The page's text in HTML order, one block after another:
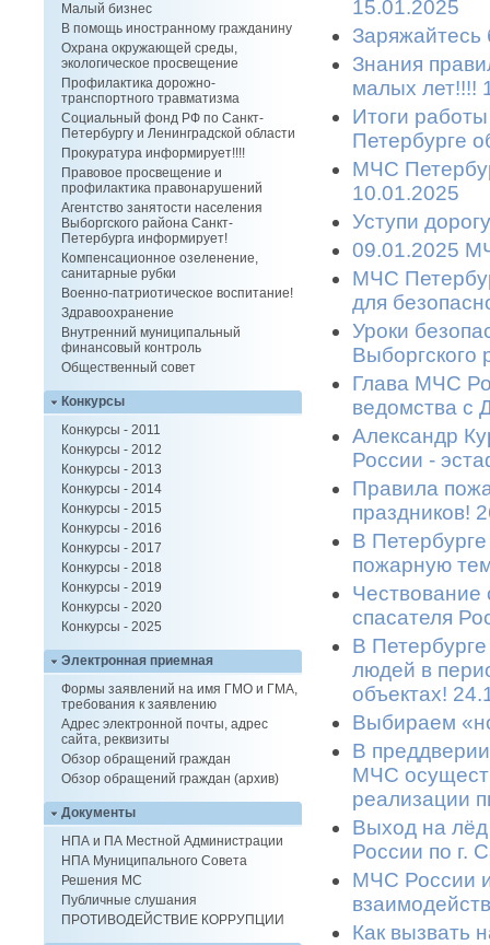
Малый бизнес
В помощь иностранному гражданину
Охрана окружающей среды,
экологическое просвещение
Профилактика дорожно-
транспортного травматизма
Социальный фонд РФ по Санкт-
Петербургу и Ленинградской области
Прокуратура информирует!!!!
Правовое просвещение и
профилактика правонарушений
Агентство занятости населения
Выборгского района Санкт-
Петербурга информирует!
Компенсационное озеленение,
санитарные рубки
Военно-патриотическое воспитание!
Здравоохранение
Внутренний муниципальный
финансовый контроль
Общественный совет
Конкурсы
Конкурсы - 2011
Конкурсы - 2012
Конкурсы - 2013
Конкурсы - 2014
Конкурсы - 2015
Конкурсы - 2016
Конкурсы - 2017
Конкурсы - 2018
Конкурсы - 2019
Конкурсы - 2020
Конкурсы - 2025
Электронная приемная
Формы заявлений на имя ГМО и ГМА,
требования к заявлению
Адрес электронной почты, адрес
сайта, реквизиты
Обзор обращений граждан
Обзор обращений граждан (архив)
Документы
НПА и ПА Местной Администрации
НПА Муниципального Совета
Решения МС
Публичные слушания
ПРОТИВОДЕЙСТВИЕ КОРРУПЦИИ
15.01.2025
Заряжайтесь
Знания
малых лет!!!!
Итоги
Петербурге
МЧС
10.01.2025
Уступи
09.01.2025
МЧС
для
Уроки
Выборгского
Глава МЧС
ведомства с
Александр
России -
Правила
праздников!
В
пожарную
Чествование
спасателя
В
людей в
объектах!
Выбираем
В преддверии
МЧС
реализации
Выход на
России по г.
МЧС России
Как вызвать